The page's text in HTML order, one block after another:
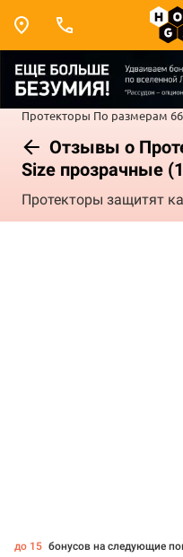
Протекторы По размерам
Отзывы о
Size прозрачные
Протекторы защитят
до 15 бонусов на следующие